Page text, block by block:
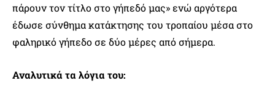
πάρουν τον τίτλο στο γήπεδό μας» ενώ αργότερα
έδωσε σύνθημα κατάκτησης του τροπαίου μέσα στο
φαληρικό γήπεδο σε δύο μέρες από σήμερα.
Αναλυτικά τα λόγια του: